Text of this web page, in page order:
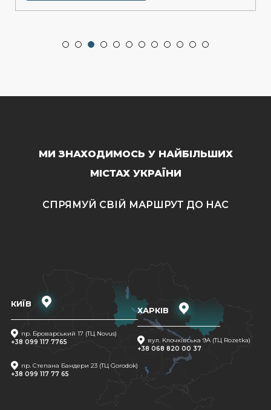
МИ ЗНАХОДИМОСЬ У НАЙБІЛЬШИХ
МІСТАХ УКРАЇНИ
СПРЯМУЙ СВІЙ МАРШРУТ ДО НАС
КИЇВ
пр. Броварський 17 (ТЦ Novus)
+38 099 117 7765
пр. Степана Бандери 23 (ТЦ Gorodok)
+38 099 117 77 65
ХАРКІВ
вул. Клочківська 9A (ТЦ Rozetka)
+38 068 820 00 37